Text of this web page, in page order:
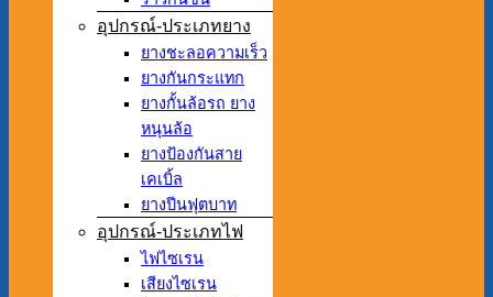
อุปกรณ์-ประเภทยาง
ยางชะลอความเร็ว
ยางกันกระแทก
ยางกั้นล้อรถ ยาง
หนุนล้อ
ยางป้องกันสาย
เคเบิ้ล
ยางปีนฟุตบาท
อุปกรณ์-ประเภทไฟ
ไฟไซเรน
เสียงไซเรน